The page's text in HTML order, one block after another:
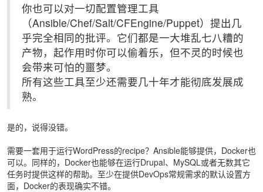
你也可以对一切配置管理工具
（Ansible/Chef/Salt/CFEngine/Puppet）提出几
乎完全相同的批评。它们都是一大堆乱七八糟的
产物，起作用时你可以偷着乐，但不灵的时候也
会带来可怕的噩梦。
所有这些工具至少还需要几十年才能彻底发展成
熟。
是的，说得没错。
需要一套用于运行WordPress的recipe？Ansible能够提供，Docker也
可以。同样的，Docker也能够在运行Drupal、MySQL或者无数其它
任务时提供这样的帮助。至少在提供DevOps常规需求的默认设置方
面，Docker的表现确实不错。